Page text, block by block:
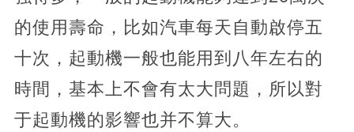
的使用壽命，比如汽車每天自動啟停五
十次，起動機一般也能用到八年左右的
時間，基本上不會有太大問題，所以對
于起動機的影響也并不算大。